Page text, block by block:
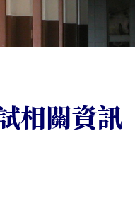
相關資訊